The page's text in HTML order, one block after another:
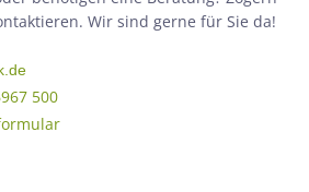
Wir sind gerne für Sie da!
500